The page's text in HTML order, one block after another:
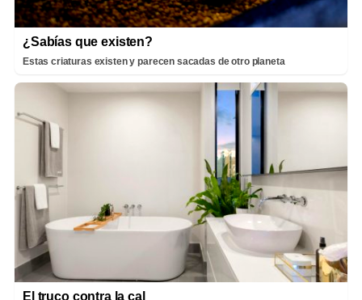
¿Sabías que existen?
Estas criaturas existen y parecen sacadas de otro planeta
El truco contra la cal